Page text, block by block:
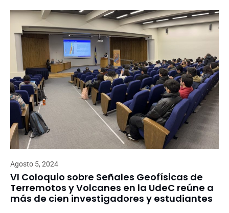
Agosto 5, 2024
VI Coloquio sobre Señales Geofísicas de
Terremotos y Volcanes en la UdeC reúne a
más de cien investigadores y estudiantes